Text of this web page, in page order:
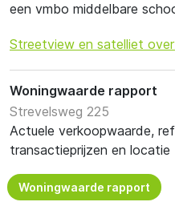
een vmbo middelbare
Streetview en satelliet
Woningwaarde rapport
Strevelsweg 225
Actuele verkoopwaarde,
transactieprijzen en locatie
Woningwaarde rapport